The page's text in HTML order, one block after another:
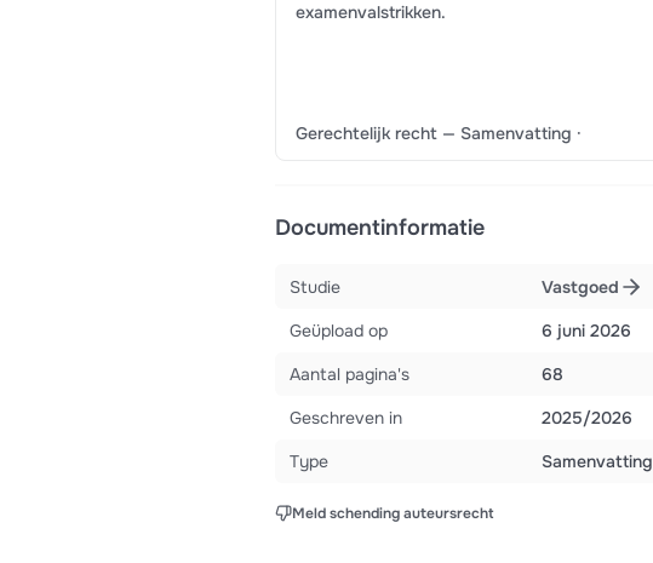
examenvalstrikken.
Gerechtelijk recht — Samenvatting ·
Documentinformatie
Studie
Vastgoed
Geüpload op
6 juni 2026
Aantal pagina's
68
Geschreven in
2025/2026
Type
Samenvatting
Meld schending auteursrecht